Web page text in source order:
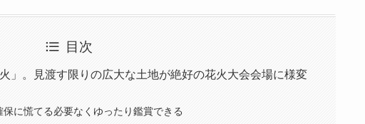
目次
」。見渡す限りの広大な土地が絶好の花火大会会場に様変
に慌てる必要なくゆったり鑑賞できる